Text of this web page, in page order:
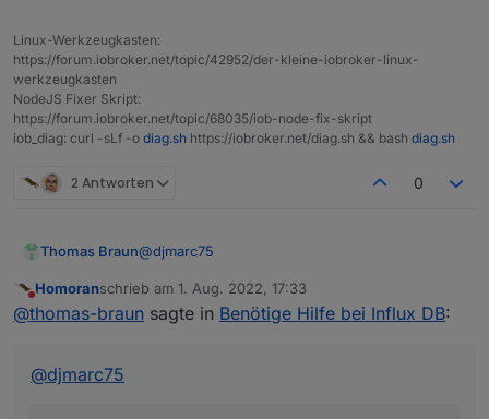
pi@raspberrypiioBroker:~ $
config               Config
org, organization    Organization
user                 User management
task                 Task management
telegrafs            List Telegraf
export               Export existing
auth, authorization  Authorization
apply                Apply a template
stacks               List stack(s)
template             Summarize the
bucket-schema        Bucket schema
Mach langsam damit.
Welche Anleitung hast Du genutzt ??
EDIT:
Du hast hoffentlich jetzt nicht influxdb2 installiert
Linux-Werkzeugkasten:
https://forum.iobroker.net/topic/42952/der-kleine-iobroker-linux-
werkzeugkasten
NodeJS Fixer Skript:
https://forum.iobroker.net/topic/68035/iob-node-fix-skript
iob_diag: curl -sLf -o diag.sh https://iobroker.net/diag.sh && bash diag.sh
2 Antworten 0
Thomas Braun@djmarc75
Nicht stören
Homoranschrieb am 1. Aug. 2022, 17:33
zuletzt editiert von
@thomas-braun sagte in Benötige Hilfe bei Influx DB:
@djmarc75